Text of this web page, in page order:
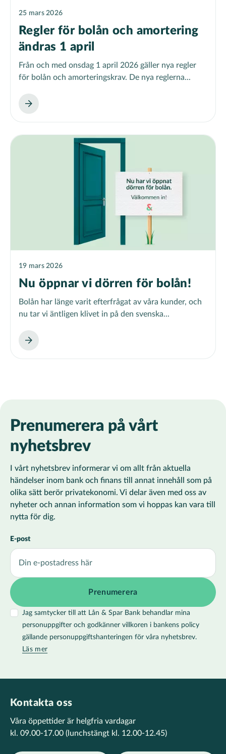
25 mars 2026
Regler för bolån och amortering
ändras 1 april
Från och med onsdag 1 april 2026 gäller nya regler
för bolån och amorteringskrav. De nya reglerna...
19 mars 2026
Nu öppnar vi dörren för bolån!
Bolån har länge varit efterfrågat av våra kunder, och
nu tar vi äntligen klivet in på den svenska...
Prenumerera på vårt
nyhetsbrev
I vårt nyhetsbrev informerar vi om allt från aktuella
händelser inom bank och finans till annat innehåll som på
olika sätt berör privatekonomi. Vi delar även med oss av
nyheter och annan information som vi hoppas kan vara till
nytta för dig.
E-post
Jag samtycker till att Lån & Spar Bank behandlar mina
personuppgifter och godkänner villkoren i bankens policy
gällande personuppgiftshanteringen för våra nyhetsbrev.
Läs mer
Kontakta oss
Våra öppettider är helgfria vardagar
kl. 09.00-17.00 (lunchstängt kl. 12.00-12.45)